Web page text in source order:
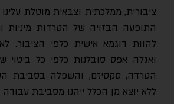
ציבורית, ממלכתית וצבאית מוטלת עלינו
התופעה הבזויה של הטרדות מיניות
להוות דוגמא אישית כלפי הציבור. לא
ואגלה אפס סובלנות כלפי כל ביטוי
הטרדה, סקסיזם, והשפלה בסביבת
ללא יוצא מן הכלל ייהנו מסביבת עבודה